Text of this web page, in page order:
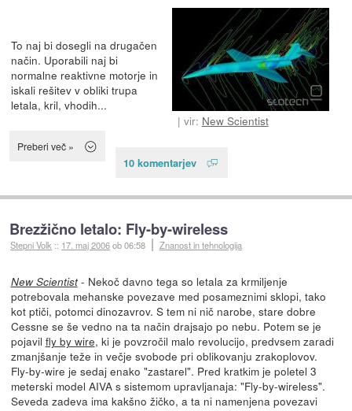
vir: New Scientist
To naj bi dosegli na drugačen
način. Uporabili naj bi
normalne reaktivne motorje in
iskali rešitev v obliki trupa
letala, kril, vhodih...
Preberi več »
10 komentarjev
Brezžično letalo: Fly-by-wireless
Stepni Volk :: 17. maj 2006ob 06:58 Znanost in tehnologija
New Scientist- Nekoč davno tega so letala za krmiljenje
potrebovala mehanske povezave med posameznimi sklopi, tako
kot ptiči, potomci dinozavrov. S tem ni nič narobe, stare dobre
Cessne se še vedno na ta način drajsajo po nebu. Potem se je
pojavil fly by wire, ki je povzročil malo revolucijo, predvsem zaradi
zmanjšanje teže in večje svobode pri oblikovanju zrakoplovov.
Fly-by-wire je sedaj enako "zastarel". Pred kratkim je poletel 3
meterski model AIVA s sistemom upravljanaja: "Fly-by-wireless".
Seveda zadeva ima kakšno žičko, a ta ni namenjena povezavi